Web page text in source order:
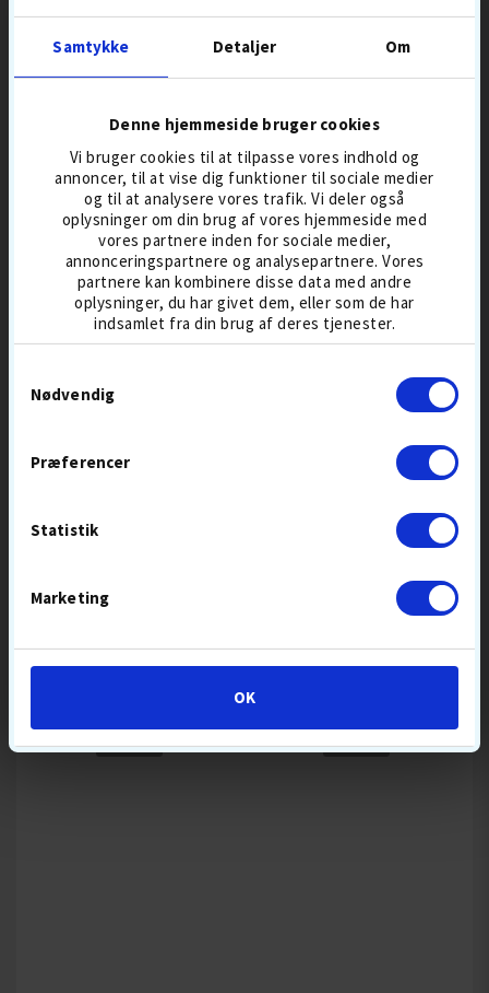
Samtykke Detaljer Om
Denne hjemmeside bruger cookies
Vi bruger cookies til at tilpasse vores indhold og
annoncer, til at vise dig funktioner til sociale medier
og til at analysere vores trafik. Vi deler også
oplysninger om din brug af vores hjemmeside med
vores partnere inden for sociale medier,
annonceringspartnere og analysepartnere. Vores
partnere kan kombinere disse data med andre
oplysninger, du har givet dem, eller som de har
indsamlet fra din brug af deres tjenester.
Nødvendig
Præferencer
Statistik
Marketing
OK
UP & DOWN
WOOD GOLF TEES 100 PCS
70 MM
59,-
HJ GLOVE
GRIPPER HERRE
GOLFHANDSKE
109,- 129
PITCHFORK RANGETEES